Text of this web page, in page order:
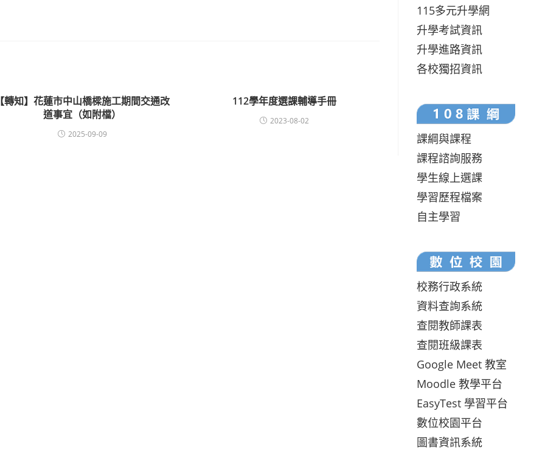
【轉知】花蓮市中山橋樑施工期間交通改
道事宜（如附檔）
2025-09-09
112學年度選課輔導手冊
2023-08-02
115多元升學網
升學考試資訊
升學進路資訊
各校獨招資訊
課綱與課程
課程諮詢服務
學生線上選課
學習歷程檔案
自主學習
校務行政系統
資料查詢系統
查閱教師課表
查閱班級課表
Google Meet 教室
Moodle 教學平台
EasyTest 學習平台
數位校園平台
圖書資訊系統